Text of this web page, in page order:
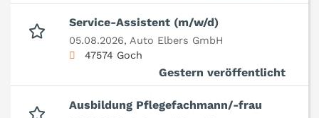
Service-Assistent (m/w/d)
05.08.2026, Auto Elbers GmbH
47574 Goch
Gestern veröffentlicht
Ausbildung Pflegefachmann/-frau